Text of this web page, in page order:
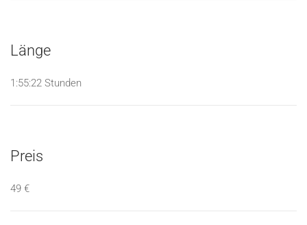
Länge
1:55:22 Stunden
Preis
49 €